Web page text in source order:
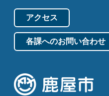
アクセス
各課へのお問い合わせ